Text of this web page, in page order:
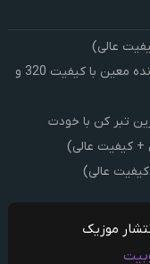
عالی)
کنسرت صوتی معین لایو | آرشیو کامل اجرای زنده معین با کیفیت 320 و
تبر کن با خودت
کیفیت عالی)
عالی)
موزیک